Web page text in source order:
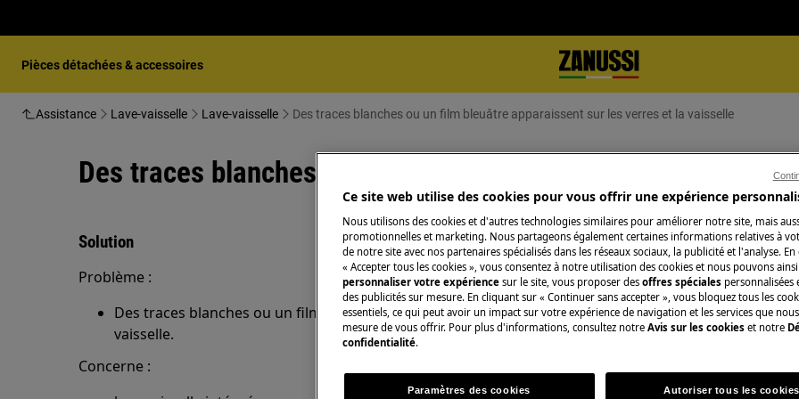
Pièces détachées & accessoires
Assistance Lave-vaisselle Lave-vaisselle Des traces blanches ou un film bleuâtre apparaissent sur les verres et la vaisselle
Des traces blanches ou un film bleuâtre apparaissent sur
Solution
Problème :
Des traces blanches ou un film bleuâtre apparaissent sur les verres et la
vaisselle.
Concerne :
Réparation par
Fixez un rendez-
qualifiés Zanussi
qualités
Réserver une
Ce site web utilise des cookies pour vous offrir une expérience
Nous utilisons des cookies et d'autres technologies similaires pour améliorer notre site, mais
promotionnelles et marketing. Nous partageons également certaines informations relatives à
de notre site avec nos partenaires spécialisés dans les réseaux sociaux, la publicité et l'analyse.
« Accepter tous les cookies », vous consentez à notre utilisation des cookies et nous pouvons ainsi
personnaliser votre expérience sur le site, vous proposer des offres spéciales
des publicités sur mesure. En cliquant sur « Continuer sans accepter », vous bloquez tous les
essentiels, ce qui peut avoir un impact sur votre expérience de navigation et les services que
mesure de vous offrir. Pour plus d'informations, consultez notre Avis sur les cookies et notre
confidentialité.
Paramètres des cookies Autoriser tous les cookies